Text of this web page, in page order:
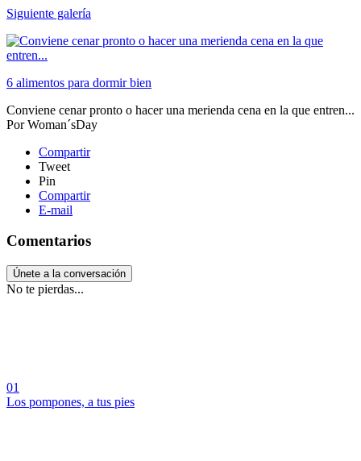
Siguiente galería
6 alimentos para dormir bien
Conviene cenar pronto o hacer una merienda cena en la que entren...
PorWoman´sDay
Compartir
Tweet
Pin
Compartir
E-mail
Comentarios
Únete a la conversación
No te pierdas...
01
Los pompones, a tus pies